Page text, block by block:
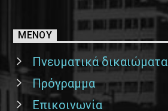
ΜΕΝΟΥ
Πνευματικά δικαιώματα
Πρόγραμμα
Επικοινωνία